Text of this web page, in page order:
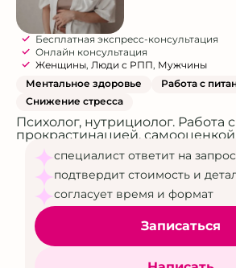
Бесплатная экспресс-консультация
Онлайн консультация
Женщины, Люди с РПП, Мужчины
Ментальное здоровье
Работа с
Снижение стресса
Психолог, нутрициолог. Работа
прокрастинацией, самооценкой
специалист ответит на запрос
подтвердит стоимость и
согласует время и формат
Записаться